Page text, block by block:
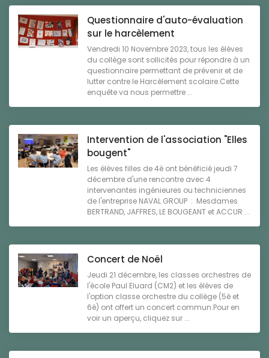
Questionnaire d'auto-évaluation
sur le harcèlement
Vendredi 10 Novembre 2023, tous les élèves
du collège sont sollicités pour répondre à un
questionnaire permettant de prévenir et de
lutter contre le Harcèlement scolaire.Cette
enquête va nous permettre ...
Intervention de l'association "Elles
bougent"
Les élèves filles de 4è ont bénéficié jeudi 7
décembre d'une rencontre avec 4
intervenantes ingénieures ou techniciennes
de l'entreprise NAVAL GROUP : Mesdames
BERTRAND, JAFFRES, LE BOUGEANT et ACCUR ...
Concert de Noël
Jeudi 21 décembre, les classes orchestres de
l'école Paul Eluard (CM2) et les élèves de
l'option classe orchestre du collège (5è et
6è) ont offert un concert commun.Pour en
voir un aperçu, cliquez sur ...